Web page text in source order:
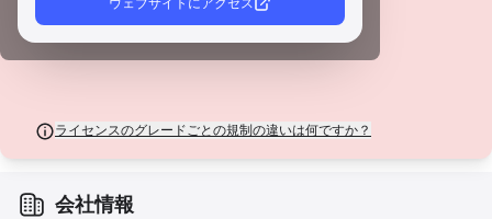
ライセンスのグレードごとの規制の違いは何ですか？
件やAMLポリシーなどの基本的な保護を提供します。監督はそれほど厳格で
はないため、トレーダーは注意して安全対策を確認する必要があります。
D級ライセンス
会社情報